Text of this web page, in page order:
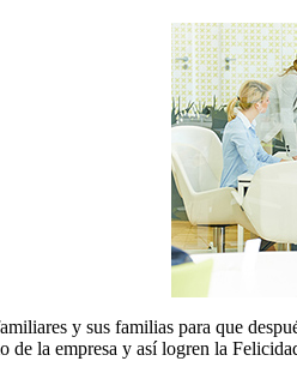
y sus familias para que
de la empresa y así logren la